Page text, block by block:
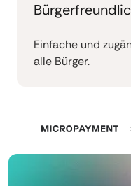
Einfache und
alle Bürger.